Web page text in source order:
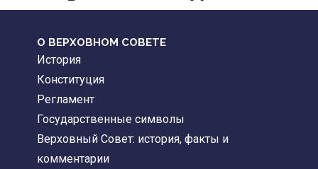
О ВЕРХОВНОМ СОВЕТЕ
История
Конституция
Регламент
Государственные символы
Верховный Совет: история, факты и
комментарии